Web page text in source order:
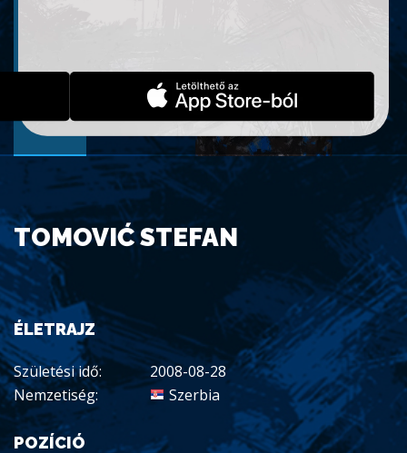
TOMOVIĆ STEFAN
ÉLETRAJZ
Születési idő:
2008-08-28
Nemzetiség:
Szerbia
POZÍCIÓ